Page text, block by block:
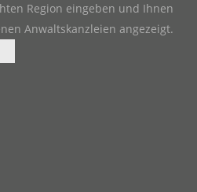
Region eingeben und Ihnen
Anwaltskanzleien angezeigt.